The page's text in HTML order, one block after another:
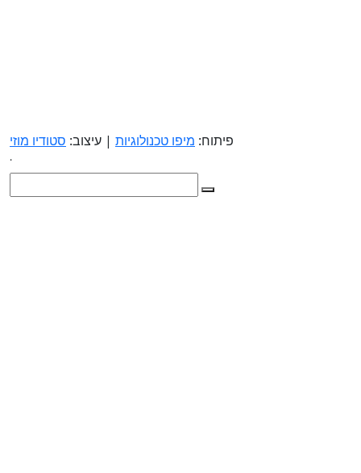
פיתוח: מיפו טכנולוגיות | עיצוב: סטודיו מוזי
.